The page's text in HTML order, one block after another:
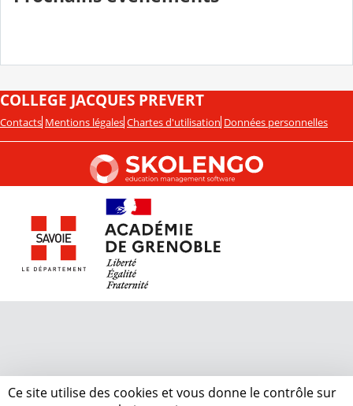
COLLEGE JACQUES PREVERT
Contacts Mentions légales Chartes d'utilisation Données personnelles
Ce site utilise des cookies et vous donne le contrôle sur